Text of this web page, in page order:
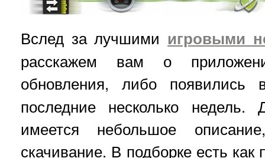
Вслед за лучшими игровыми
расскажем вам о
обновления, либо
последние несколько недель.
имеется небольшое
скачивание. В подборке есть